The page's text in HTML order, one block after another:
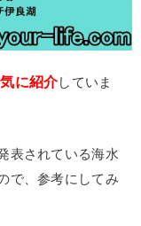
に紹介していま
表されている海水
で、参考にしてみ